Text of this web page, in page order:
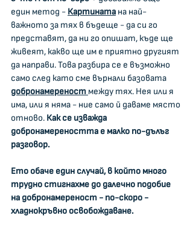
един метод - Картината на най-
важното за тях в бъдеще - да си го
представят, да ни го опишат, къде ще
живеят, какво ще им е приятно другият
да направи. Това разбира се е възможно
само след като сме върнали базовата
добронамереност между тях. Нея или я
има, или я няма - ние само й даваме място
отново. Как се изважда
добронамереността е малко по-дълъг
разговор.
Ето обаче един случай, в който много
трудно стигнахме до далечно подобие
на добронамереност - по-скоро -
хладнокръвно освобождаване.